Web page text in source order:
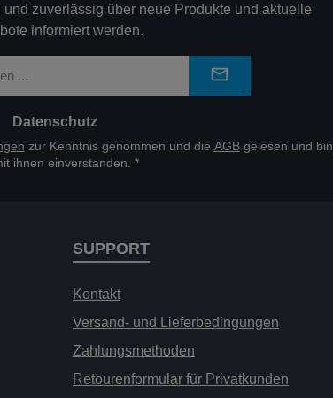
zuverlässig über neue Produkte und aktuelle
informiert werden.
Datenschutz
zur Kenntnis genommen und die AGBgelesen und bin
ihnen einverstanden. *
SUPPORT
Kontakt
Versand- und Lieferbedingungen
Zahlungsmethoden
Retourenformular für Privatkunden